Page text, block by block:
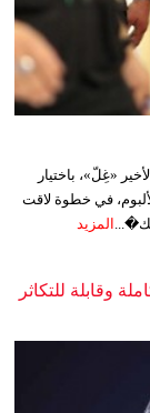
«غِلّ»، باختيار
في خطوة لاقت
المزيد
وقابلة للتكاثر